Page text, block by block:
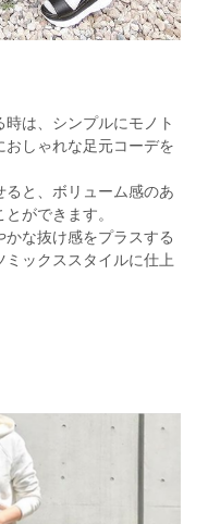
は、シンプルにモノト
しゃれな足元コーデを
と、ボリューム感のあ
ができます。
な抜け感をプラスする
ックススタイルに仕上